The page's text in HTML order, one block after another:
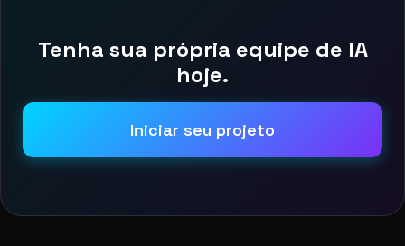
Tenha sua própria equipe de IA
hoje.
Iniciar seu projeto